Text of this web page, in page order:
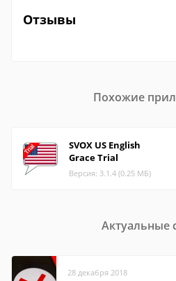
Отзывы
Похожие
SVOX US English
Grace Trial
Версия: 3.1.4 (0.25 МБ)
Актуальные
28 декабря 2018